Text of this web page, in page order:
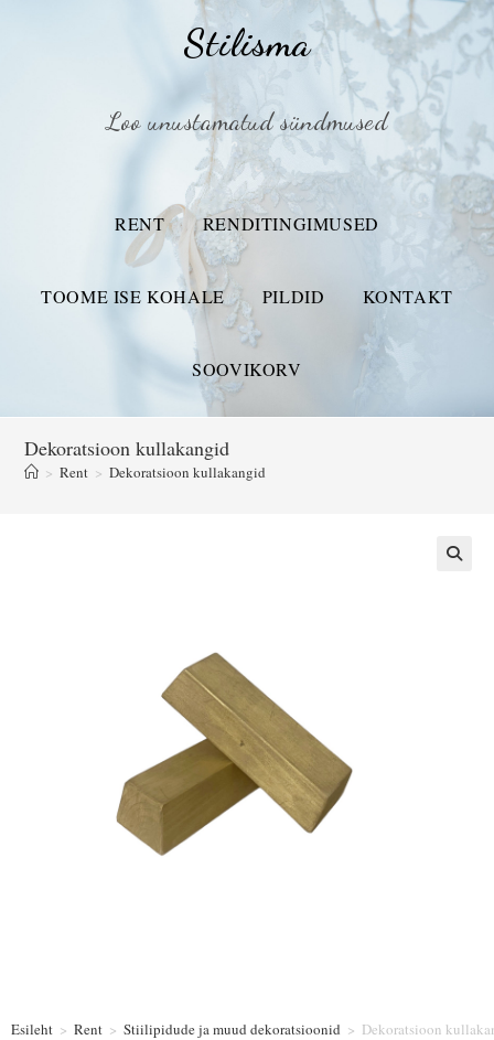
Stilisma
Loo unustamatud sündmused
RENT RENDITINGIMUSED
TOOME ISE KOHALE PILDID KONTAKT
SOOVIKORV
Dekoratsioon kullakangid
> Rent > Dekoratsioon kullakangid
Esileht > Rent > Stiilipidude ja muud dekoratsioonid > Dekoratsioon